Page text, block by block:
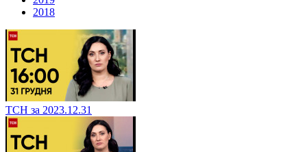
2018
ТСН за 2023.12.31